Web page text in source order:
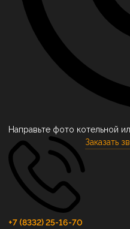
Направьте фото котельной
+7 (8332) 25-16-70
Заказать